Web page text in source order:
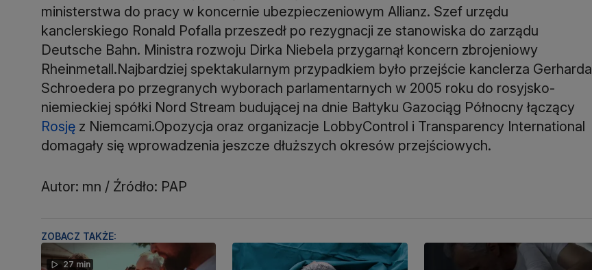
ministerstwa do pracy w koncernie ubezpieczeniowym Allianz. Szef urzędu
kanclerskiego Ronald Pofalla przeszedł po rezygnacji ze stanowiska do zarządu
Deutsche Bahn. Ministra rozwoju Dirka Niebela przygarnął koncern zbrojeniowy
Rheinmetall.Najbardziej spektakularnym przypadkiem było przejście kanclerza Gerharda
Schroedera po przegranych wyborach parlamentarnych w 2005 roku do rosyjsko-
niemieckiej spółki Nord Stream budującej na dnie Bałtyku Gazociąg Północny łączący
Rosję z Niemcami.Opozycja oraz organizacje LobbyControl i Transparency International
domagały się wprowadzenia jeszcze dłuższych okresów przejściowych.
Autor: mn / Źródło: PAP
ZOBACZ TAKŻE:
27 min